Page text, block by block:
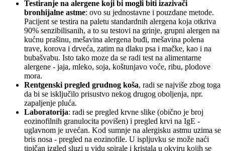
Testiranje na alergene koji bi mogli biti izazivači
bronhijalne astme: ovo su jednostavne i pouzdane metode.
Pacijent se testira na paletu standardnih alergena koja otkriva
90% senzibilisanih, a to su testovi na grinje, grupni alergen na
kućnu prašinu, mešavina alergena buđi, mešavina polena
trave, korova i drveća, zatim na dlaku psa i mačke, kao i na
bubašvabu. Isto tako moze da se radi test na alimentarne
alergene - jaja, mleko, soja, koštunjavo voće, ribu, plodove
mora.
Rentgenski pregled grudnog koša, radi se najviše zbog toga
da bi se isključilo prisustvo nekog drugog oboljenja, npr.
zapaljenje pluća.
Laboratorija: radi se pregled krvne slike (obično je broj
eozinofilnih granulocita povišen) i pregled krvi na IgE -
uglavnom je uvećan. Kod sumnje na alergisku astmu uzima se
bris nosa - pregled na eozinofile. U ispljuvku se može naći
tipičan izgled sluzi u vidu spirale i kristala u okviru kojih se